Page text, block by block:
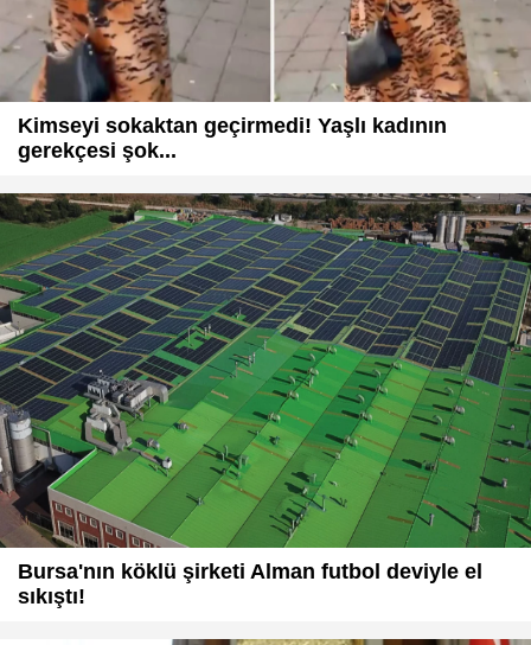
Kimseyi sokaktan geçirmedi! Yaşlı kadının
gerekçesi şok...
Bursa'nın köklü şirketi Alman futbol deviyle el
sıkıştı!